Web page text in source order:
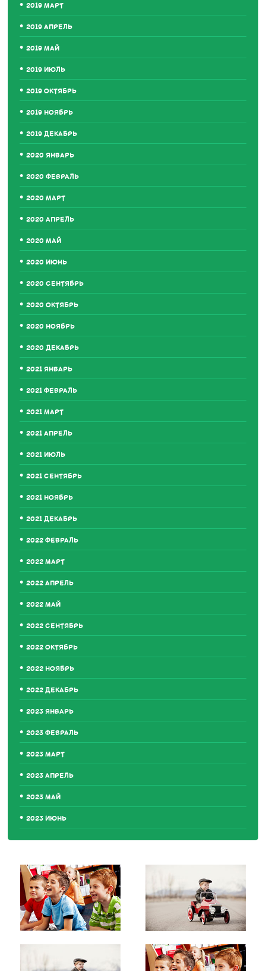
2019 МАРТ
2019 АПРЕЛЬ
2019 МАЙ
2019 ИЮЛЬ
2019 ОКТЯБРЬ
2019 НОЯБРЬ
2019 ДЕКАБРЬ
2020 ЯНВАРЬ
2020 ФЕВРАЛЬ
2020 МАРТ
2020 АПРЕЛЬ
2020 МАЙ
2020 ИЮНЬ
2020 СЕНТЯБРЬ
2020 ОКТЯБРЬ
2020 НОЯБРЬ
2020 ДЕКАБРЬ
2021 ЯНВАРЬ
2021 ФЕВРАЛЬ
2021 МАРТ
2021 АПРЕЛЬ
2021 ИЮЛЬ
2021 СЕНТЯБРЬ
2021 НОЯБРЬ
2021 ДЕКАБРЬ
2022 ФЕВРАЛЬ
2022 МАРТ
2022 АПРЕЛЬ
2022 МАЙ
2022 СЕНТЯБРЬ
2022 ОКТЯБРЬ
2022 НОЯБРЬ
2022 ДЕКАБРЬ
2023 ЯНВАРЬ
2023 ФЕВРАЛЬ
2023 МАРТ
2023 АПРЕЛЬ
2023 МАЙ
2023 ИЮНЬ